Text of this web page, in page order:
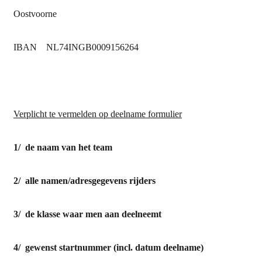
Oostvoorne
IBAN NL74INGB0009156264
Verplicht te vermelden op deelname formulier
1/ de naam van het team
2/ alle namen/adresgegevens rijders
3/ de klasse waar men aan deelneemt
4/ gewenst startnummer (incl. datum deelname)